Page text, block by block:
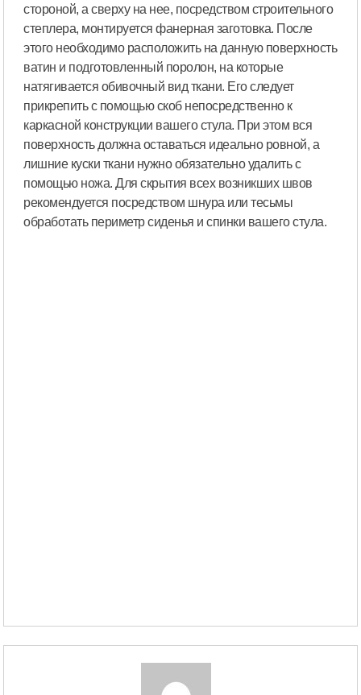
стороной, а сверху на нее, посредством строительного
степлера, монтируется фанерная заготовка. После
этого необходимо расположить на данную поверхность
ватин и подготовленный поролон, на которые
натягивается обивочный вид ткани. Его следует
прикрепить с помощью скоб непосредственно к
каркасной конструкции вашего стула. При этом вся
поверхность должна оставаться идеально ровной, а
лишние куски ткани нужно обязательно удалить с
помощью ножа. Для скрытия всех возникших швов
рекомендуется посредством шнура или тесьмы
обработать периметр сиденья и спинки вашего стула.